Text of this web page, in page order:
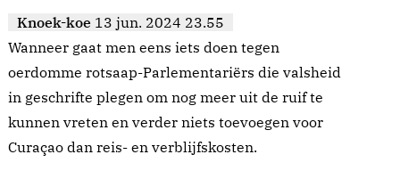
Knoek-koe 13 jun. 2024 23.55
Wanneer gaat men eens iets doen tegen
oerdomme rotsaap-Parlementariërs die valsheid
in geschrifte plegen om nog meer uit de ruif te
kunnen vreten en verder niets toevoegen voor
Curaçao dan reis- en verblijfskosten.